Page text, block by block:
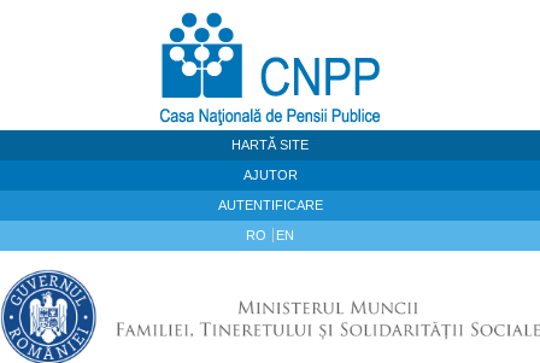
HARTĂ SITE
AJUTOR
AUTENTIFICARE
RO EN